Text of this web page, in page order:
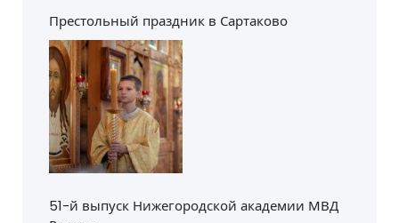
Престольный праздник в Сартаково
51-й выпуск Нижегородской академии МВД